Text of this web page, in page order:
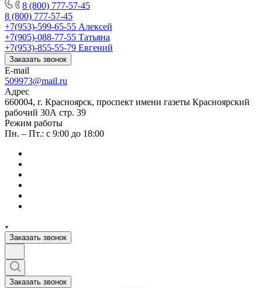
8 (800) 777-57-45
8 (800) 777-57-45
+7(953)-599-65-55 Алексей
+7(905)-088-77-55 Татьяна
+7(953)-855-55-79 Евгений
Заказать звонок
E-mail
509973@mail.ru
Адрес
660004, г. Красноярск, проспект имени газеты Красноярский
рабочий 30А стр. 39
Режим работы
Пн. – Пт.: с 9:00 до 18:00
Заказать звонок
Заказать звонок